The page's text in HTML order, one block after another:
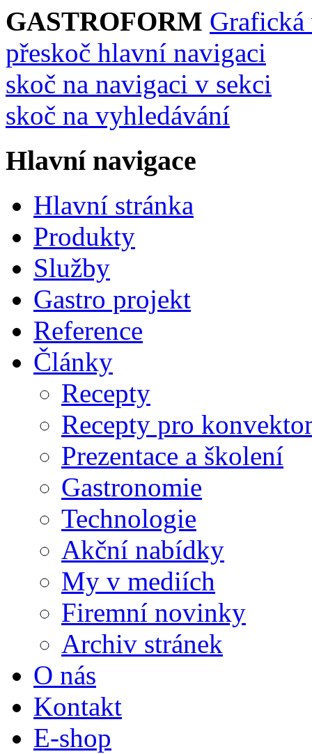
GASTROFORM Grafická
přeskoč hlavní navigaci
skoč na navigaci v sekci
skoč na vyhledávání
Hlavní navigace
Hlavní stránka
Produkty
Služby
Gastro projekt
Reference
Články
Recepty
Recepty pro
Prezentace a školení
Gastronomie
Technologie
Akční nabídky
My v mediích
Firemní novinky
Archiv stránek
O nás
Kontakt
E-shop